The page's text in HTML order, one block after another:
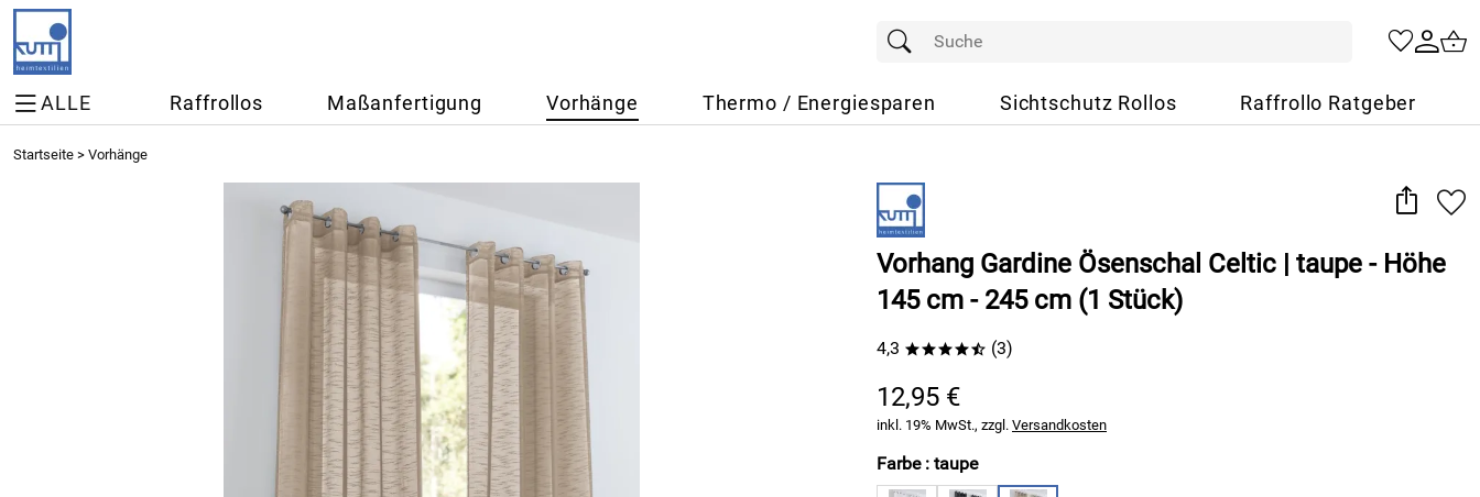
ALLE Raffrollos Maßanfertigung Vorhänge Thermo / Energiesparen Sichtschutz Rollos Raffrollo Ratgeber
Startseite > Vorhänge
Vorhang Gardine Ösenschal Celtic | taupe - Höhe
145 cm - 245 cm (1 Stück)
4,3 ****/ (3)
12,95 €
inkl. 19% MwSt., zzgl. Versandkosten
Farbe : taupe